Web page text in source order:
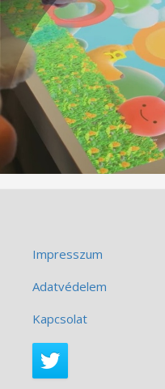
Impresszum
Adatvédelem
Kapcsolat